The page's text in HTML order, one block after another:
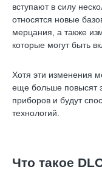
вступают в силу
относятся новые
мерцания, а также
которые могут быть
Хотя эти изменения
еще больше повысят
приборов и будут
технологий.
Что такое